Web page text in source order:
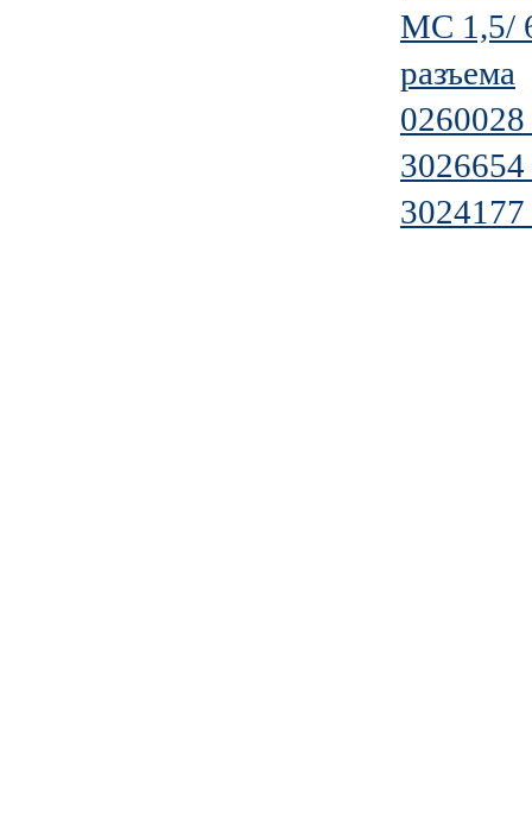
MC 1,5/
разъема